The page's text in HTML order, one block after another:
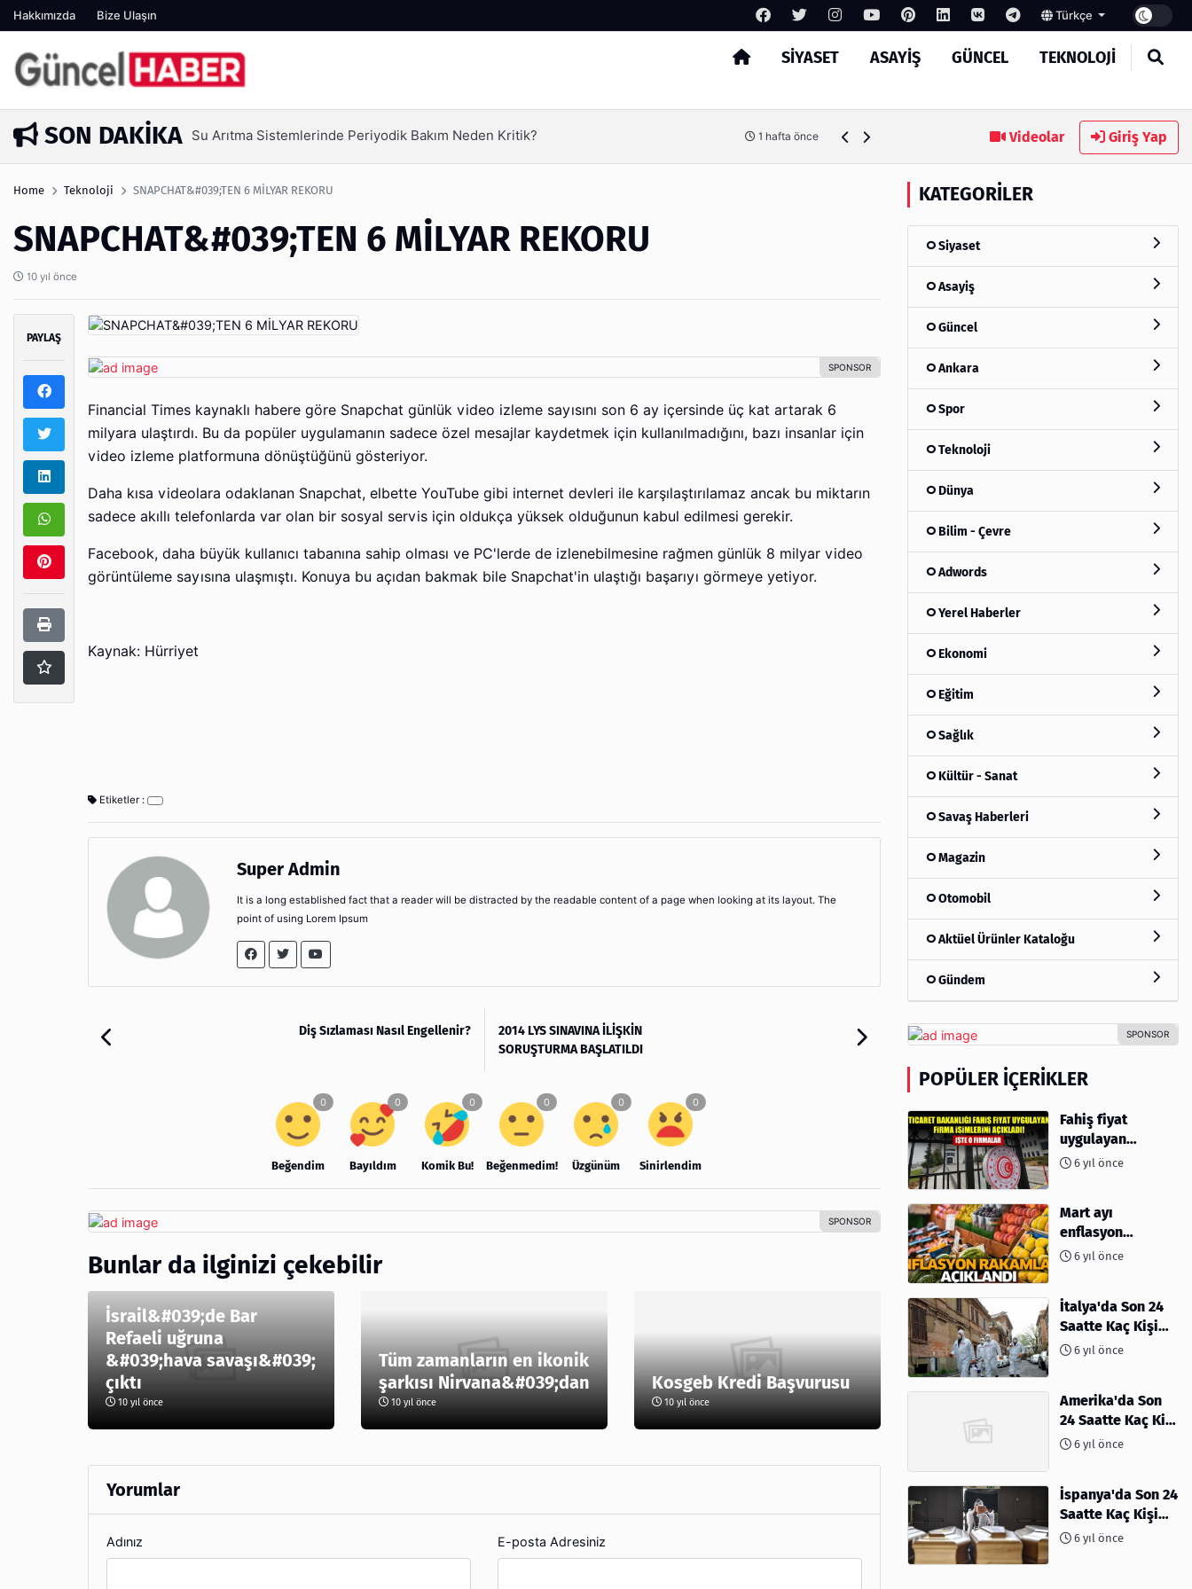
Hakkımızda Bize Ulaşın Türkçe
SIYASET ASAYIŞ GÜNCEL TEKNOLOJI
Arama
SON DAKIKA
6 gün önce Su Arıtma Sistemlerinde Periyodik Bakım Neden Kritik? 1 hafta önce Ambalaj Süreçlerinde Yeni Nesil Verimliliği Olimpack ile
Videolar Giriş Yap
Home Teknoloji SNAPCHAT&#039;TEN 6 MİLYAR REKORU
SNAPCHAT&#039;TEN 6 MİLYAR REKORU
10 yıl önce
PAYLAŞ
Financial Times kaynaklı habere göre Snapchat günlük video izleme sayısını son 6 ay içersinde üç kat artarak 6
milyara ulaştırdı. Bu da popüler uygulamanın sadece özel mesajlar kaydetmek için kullanılmadığını, bazı insanlar için
video izleme platformuna dönüştüğünü gösteriyor.
Daha kısa videolara odaklanan Snapchat, elbette YouTube gibi internet devleri ile karşılaştırılamaz ancak bu miktarın
sadece akıllı telefonlarda var olan bir sosyal servis için oldukça yüksek olduğunun kabul edilmesi gerekir.
Facebook, daha büyük kullanıcı tabanına sahip olması ve PC'lerde de izlenebilmesine rağmen günlük 8 milyar video
görüntüleme sayısına ulaşmıştı. Konuya bu açıdan bakmak bile Snapchat'in ulaştığı başarıyı görmeye yetiyor.
Kaynak: Hürriyet
Etiketler :
Super Admin
It is a long established fact that a reader will be distracted by the readable content of a page when looking at its layout. The
point of using Lorem Ipsum
Diş Sızlaması Nasıl Engellenir?
2014 LYS SINAVINA İLİŞKİN
SORUŞTURMA BAŞLATILDI
Beğendim Bayıldım Komik Bu! Beğenmedim! Üzgünüm Sinirlendim
Bunlar da ilginizi çekebilir
İsrail&#039;de Bar
Refaeli uğruna
&#039;hava savaşı&#039;
çıktı
10 yıl önce
Tüm zamanların en ikonik
şarkısı Nirvana&#039;dan
10 yıl önce
Kosgeb Kredi Başvurusu
10 yıl önce
Yorumlar
Adınız E-posta Adresiniz
KATEGORILER
Siyaset
Asayiş
Güncel
Ankara
Spor
Teknoloji
Dünya
Bilim - Çevre
Adwords
Yerel Haberler
Ekonomi
Eğitim
Sağlık
Kültür - Sanat
Savaş Haberleri
Magazin
Otomobil
Aktüel Ürünler Kataloğu
Gündem
POPÜLER İÇERIKLER
Fahiş fiyat
uygulayan
firmalar açıklandı
6 yıl önce
Mart ayı
enflasyon
rakamları
6 yıl önce
İtalya'da Son 24
Saatte Kaç Kişi
Öldü6 yıl önce
Amerika'da Son
24 Saatte Kaç Kişi
Öldü - 06 Nisan
6 yıl önce
İspanya'da Son 24
Saatte Kaç Kişi
Öldü6 yıl önce